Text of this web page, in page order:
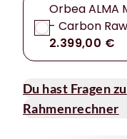
Orbea ALMA
- Carbon
2.399,00 €
Du hast Fragen
Rahmenrechner